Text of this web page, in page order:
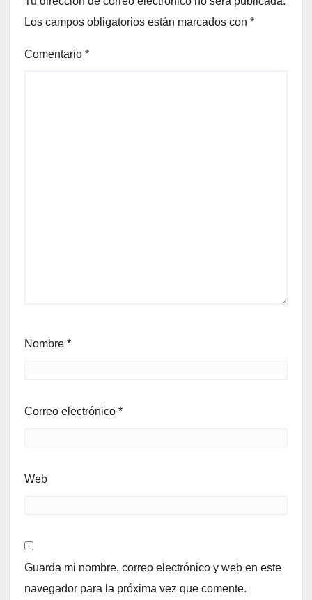
Los campos obligatorios están marcados con *
Comentario *
Nombre *
Correo electrónico *
Web
Guarda mi nombre, correo electrónico y web en este
navegador para la próxima vez que comente.